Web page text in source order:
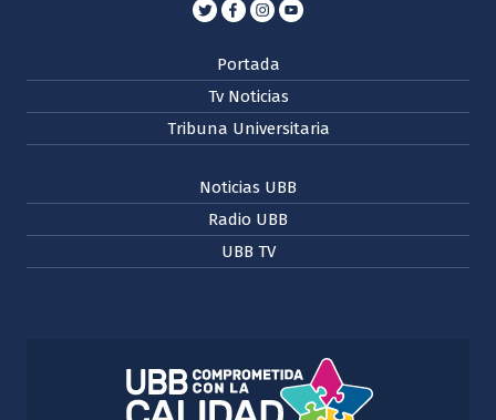
Portada
Tv Noticias
Tribuna Universitaria
Noticias UBB
Radio UBB
UBB TV